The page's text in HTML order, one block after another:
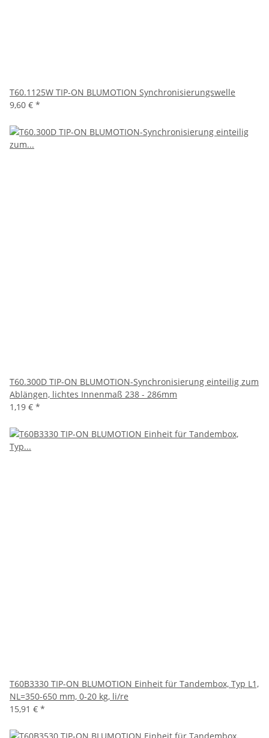
T60.1125W TIP-ON BLUMOTION Synchronisierungswelle
9,60 € *
T60.300D TIP-ON BLUMOTION-Synchronisierung einteilig zum
Ablängen, lichtes Innenmaß 238 - 286mm
1,19 € *
T60B3330 TIP-ON BLUMOTION Einheit für Tandembox, Typ L1,
NL=350-650 mm, 0-20 kg, li/re
15,91 € *